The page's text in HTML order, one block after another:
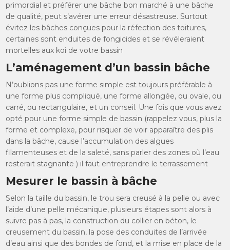
primordial et préférer une bâche bon marché à une bâche
de qualité, peut s’avérer une erreur désastreuse. Surtout
évitez les bâches conçues pour la réfection des toitures,
certaines sont enduites de fongicides et se révéleraient
mortelles aux koi de votre bassin
L’aménagement d’un bassin bâche
N’oublions pas une forme simple est toujours préférable à
une forme plus compliqué, une forme allongée, ou ovale, ou
carré, ou rectangulaire, et un conseil. Une fois que vous avez
opté pour une forme simple de bassin (rappelez vous, plus la
forme et complexe, pour risquer de voir apparaître des plis
dans la bâche, cause l’accumulation des algues
filamenteuses et de la saleté, sans parler des zones où l’eau
resterait stagnante ) il faut entreprendre le terrassement
Mesurer le bassin à bâche
Selon la taille du bassin, le trou sera creusé à la pelle ou avec
l’aide d’une pelle mécanique, plusieurs étapes sont alors à
suivre pas à pas, la construction du collier en béton, le
creusement du bassin, la pose des conduites de l’arrivée
d’eau ainsi que des bondes de fond, et la mise en place de la